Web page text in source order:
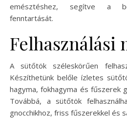
emésztéshez, segítve a
fenntartását.
Felhasználási
A sütőtök széleskörűen
Készíthetünk belőle ízletes
hagyma, fokhagyma és fűszerek
Továbbá, a sütőtök
gnocchikhoz, friss fűszerekkel és